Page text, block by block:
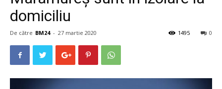
domiciliu
De către BM24 - 27 martie 2020 0
1495